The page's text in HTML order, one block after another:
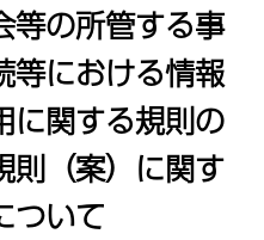
等の所管する事
等における情報
に関する規則の
則（案）に関す
ついて